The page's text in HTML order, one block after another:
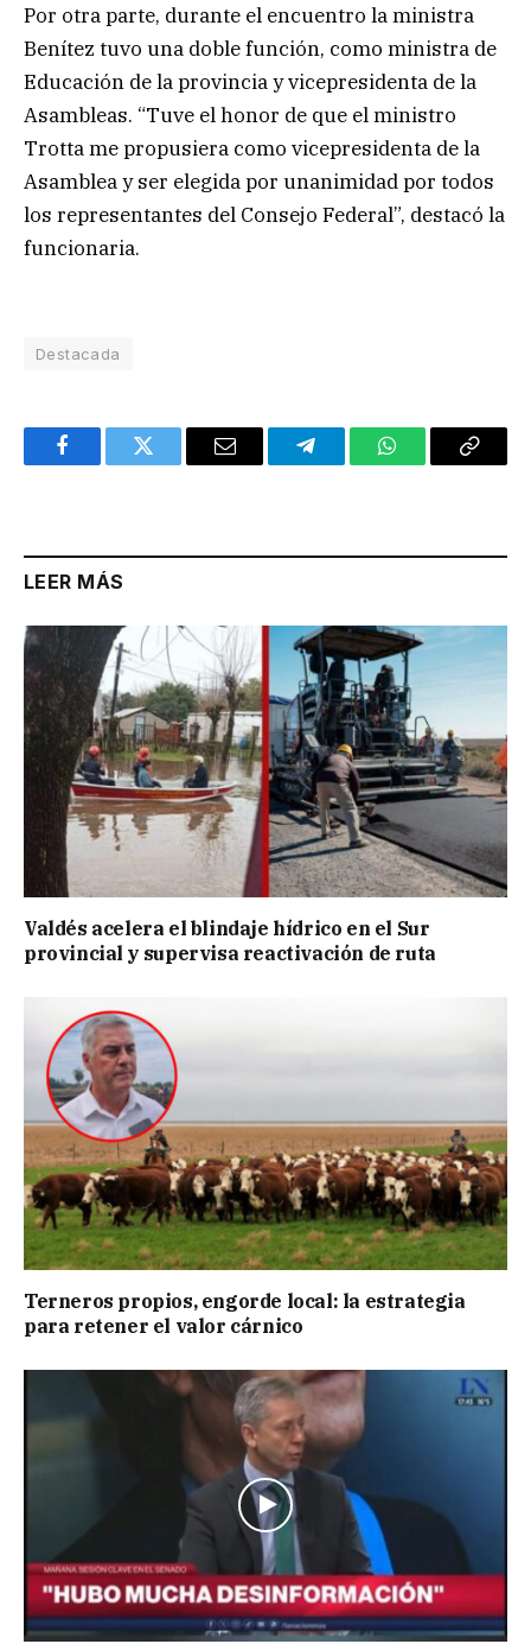
Por otra parte, durante el encuentro la ministra
Benítez tuvo una doble función, como ministra de
Educación de la provincia y vicepresidenta de la
Asambleas. “Tuve el honor de que el ministro
Trotta me propusiera como vicepresidenta de la
Asamblea y ser elegida por unanimidad por todos
los representantes del Consejo Federal”, destacó la
funcionaria.
Destacada
FacebookTwitter Email TelegramWhatsAppCopy
LEER MÁS
Valdés acelera el blindaje hídrico en el Sur
provincial y supervisa reactivación de ruta
Terneros propios, engorde local: la estrategia
para retener el valor cárnico